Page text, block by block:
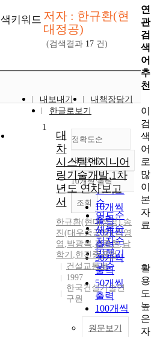
키워드 저자 : 한규환(현
대정공)
(검색결과 17 건)
내보내기
내책장담기
한글로보기
정확도순
정확도
순
인기도
순
연도순
제목순
저자순
발행기
관순
내림차순
내림차순
10개씩 출력
10개씩
출력
20개씩
출력
30개씩
출력
50개씩
출력
100개씩
조회
1
대
차
시스템엔지니어
링기술개발,1차
년도 연차보고
서
한규환(현대정공),송
진(대우중공업),김영
엽 ,박광복,김종현,남
학기 ,한진중공업
건설교통부
1997
한국건설기술연
구원
원문보기
연
관
검
색
어
추
천
이
검
색
어
로
많
이
본
자
료
활
용
도
높
은
자